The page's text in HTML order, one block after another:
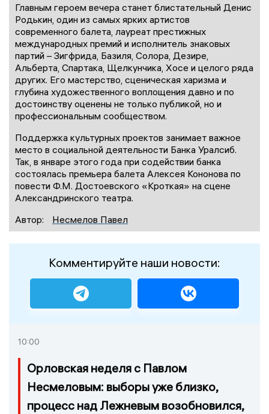
Главным героем вечера станет блистательный Денис
Родькин, один из самых ярких артистов
современного балета, лауреат престижных
международных премий и исполнитель знаковых
партий – Зигфрида, Базиля, Солора, Дезире,
Альберта, Спартака, Щелкунчика, Хосе и целого ряда
других. Его мастерство, сценическая харизма и
глубина художественного воплощения давно и по
достоинству оценены не только публикой, но и
профессиональным сообществом.
Поддержка культурных проектов занимает важное
место в социальной деятельности Банка Уралсиб.
Так, в январе этого года при содействии банка
состоялась премьера балета Алексея Кононова по
повести Ф.М. Достоевского «Кроткая» на сцене
Александринского театра.
Автор:
Несмелов Павел
Комментируйте наши новости:
10:00
Орловская неделя с Павлом
Несмеловым: выборы уже близко,
процесс над Лежневым возобновился,